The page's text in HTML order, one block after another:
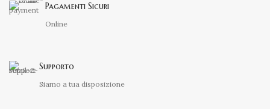
Pagamenti Sicuri
Online
Supporto
Siamo a tua disposizione